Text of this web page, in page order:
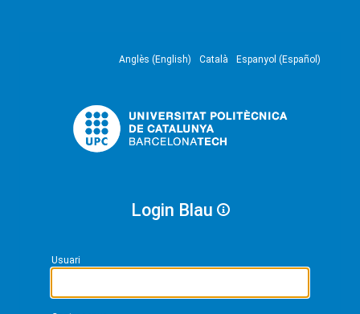
Anglès (English) Català Espanyol (Español)
Login Blau
Usuari